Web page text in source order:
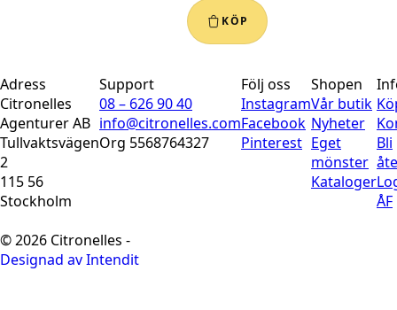
OUTLET 35
Övrigt 3
Produkter med
Husmönster
Servetter
KÖP
Adress
Citronelles
Agenturer AB
Tullvaktsvägen
2
115 56
Stockholm
Support
08 – 626 90 40
info@citronelles.com
Org 5568764327
Följ oss
Instagram
Facebook
Pinterest
Shopen
Vår butik
Nyheter
Eget
mönster
Kataloger
Bli
ÅF
© 2026 Citronelles -
Designad av Intendit